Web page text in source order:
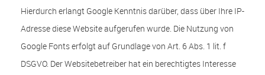
Hierdurch erlangt Google Kenntnis darüber, dass über Ihre IP-
Adresse diese Website aufgerufen wurde. Die Nutzung von
Google Fonts erfolgt auf Grundlage von Art. 6 Abs. 1 lit. f
DSGVO. Der Websitebetreiber hat ein berechtigtes Interesse